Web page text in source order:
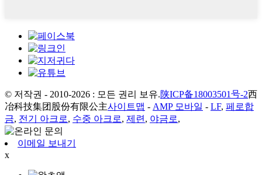
© 저작권 - 2010-2026 : 모든 권리 보유.陕ICP备18003501号-2西
冶科技集团股份有限公主사이트맵 - AMP 모바일 - LF, 페로합
금, 전기 아크로, 수중 아크로, 제련 , 야금로,
이메일 보내기
x